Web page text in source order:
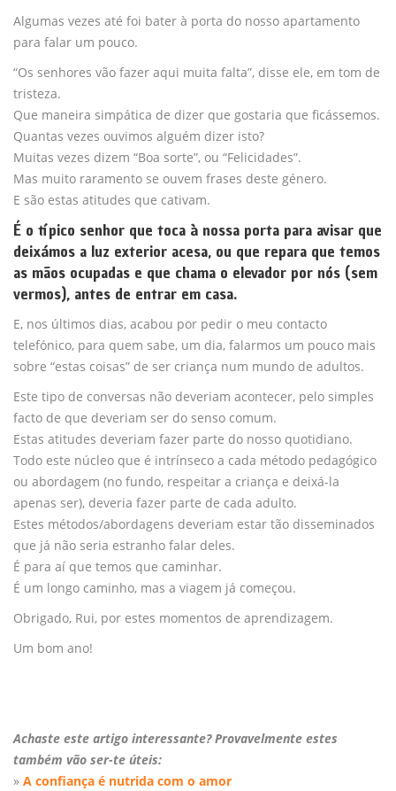
Algumas vezes até foi bater à porta do nosso apartamento
para falar um pouco.
“Os senhores vão fazer aqui muita falta”, disse ele, em tom de
tristeza.
Que maneira simpática de dizer que gostaria que ficássemos.
Quantas vezes ouvimos alguém dizer isto?
Muitas vezes dizem “Boa sorte”, ou “Felicidades”.
Mas muito raramento se ouvem frases deste género.
E são estas atitudes que cativam.
É o típico senhor que toca à nossa porta para avisar que
deixámos a luz exterior acesa, ou que repara que temos
as mãos ocupadas e que chama o elevador por nós (sem
vermos), antes de entrar em casa.
E, nos últimos dias, acabou por pedir o meu contacto
telefónico, para quem sabe, um dia, falarmos um pouco mais
sobre “estas coisas” de ser criança num mundo de adultos.
Este tipo de conversas não deveriam acontecer, pelo simples
facto de que deveriam ser do senso comum.
Estas atitudes deveriam fazer parte do nosso quotidiano.
Todo este núcleo que é intrínseco a cada método pedagógico
ou abordagem (no fundo, respeitar a criança e deixá-la
apenas ser), deveria fazer parte de cada adulto.
Estes métodos/abordagens deveriam estar tão disseminados
que já não seria estranho falar deles.
É para aí que temos que caminhar.
É um longo caminho, mas a viagem já começou.
Obrigado, Rui, por estes momentos de aprendizagem.
Um bom ano!
Achaste este artigo interessante? Provavelmente estes
também vão ser-te úteis:
» A confiança é nutrida com o amor